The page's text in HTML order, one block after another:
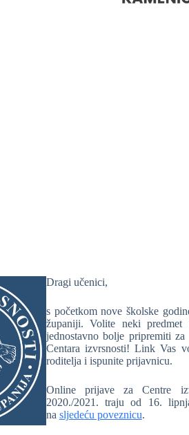
Dragi učenici,
s početkom nove školske
županiji. Volite neki
jednostavno bolje pripremiti
Centara izvrsnosti! Link Vas
roditelja i ispunite prijavnicu.
Online prijave za Centre
2020./2021. traju od 16.
na sljedeću poveznicu.